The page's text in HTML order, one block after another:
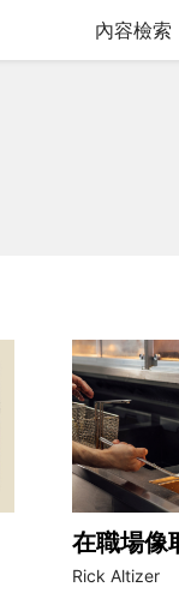
內容檢索
在職場像
Rick Altizer